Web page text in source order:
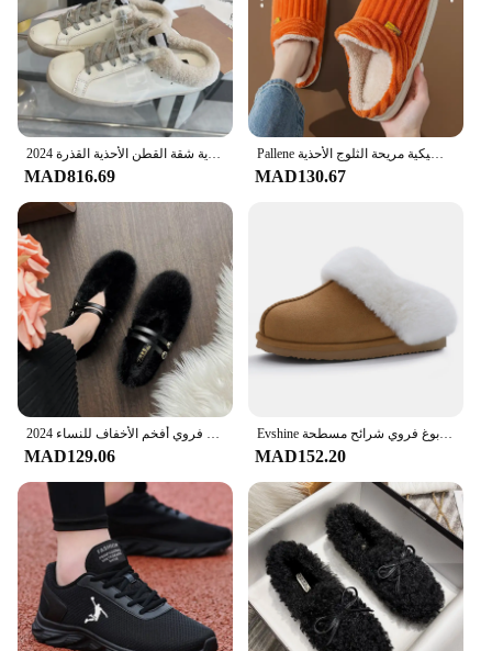
MAD816.69 MAD130.67
MAD129.06
Evshine شتاء دافئ رغوة الذاكرة النعال للنساء داخلي أفخم أحذية المنزل رقيق فو نِعال من الفراء دافئ الجلد المدبوغ فروي شرائح مسطحة
MAD152.20